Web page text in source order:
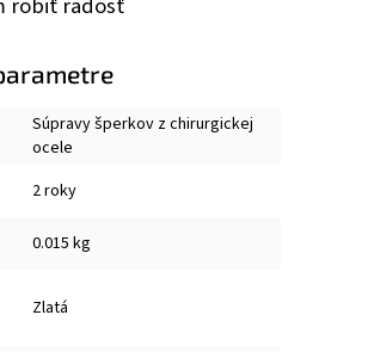
Súpravy šperkov z chirurgickej
ocele
2 roky
0.015 kg
Zlatá